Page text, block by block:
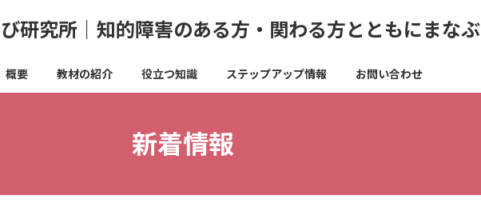
研究所｜知的障害のある方・関わる方とともにまなぶ
概要 教材の紹介 役立つ知識 ステップアップ情報 お問い合わせ
新着情報